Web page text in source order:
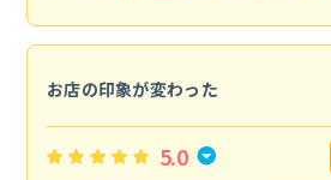
お店の印象が変わった
5.0